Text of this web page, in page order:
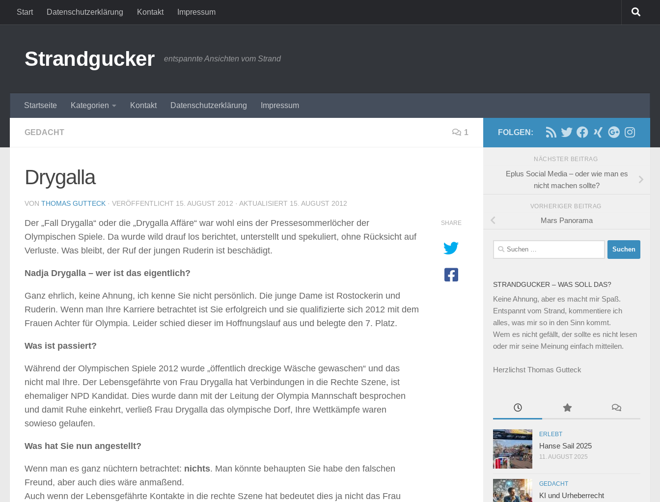
Zum Inhalt springen
Start Datenschutzerklärung Kontakt Impressum
Strandgucker entspannte Ansichten vom Strand
Startseite Kategorien Kontakt Datenschutzerklärung Impressum
GEDACHT 1
Drygalla
VON THOMAS GUTTECK · VERÖFFENTLICHT 15. AUGUST 2012 · AKTUALISIERT 15. AUGUST 2012
Der „Fall Drygalla“ oder die „Drygalla Affäre“ war wohl eins der Pressesommerlöcher der
Olympischen Spiele. Da wurde wild drauf los berichtet, unterstellt und spekuliert, ohne Rücksicht auf
Verluste. Was bleibt, der Ruf der jungen Ruderin ist beschädigt.
Nadja Drygalla – wer ist das eigentlich?
Ganz ehrlich, keine Ahnung, ich kenne Sie nicht persönlich. Die junge Dame ist Rostockerin und
Ruderin. Wenn man Ihre Karriere betrachtet ist Sie erfolgreich und sie qualifizierte sich 2012 mit dem
Frauen Achter für Olympia. Leider schied dieser im Hoffnungslauf aus und belegte den 7. Platz.
Was ist passiert?
Während der Olympischen Spiele 2012 wurde „öffentlich dreckige Wäsche gewaschen“ und das
nicht mal Ihre. Der Lebensgefährte von Frau Drygalla hat Verbindungen in die Rechte Szene, ist
ehemaliger NPD Kandidat. Dies wurde dann mit der Leitung der Olympia Mannschaft besprochen
und damit Ruhe einkehrt, verließ Frau Drygalla das olympische Dorf, Ihre Wettkämpfe waren
sowieso gelaufen.
Was hat Sie nun angestellt?
Wenn man es ganz nüchtern betrachtet: nichts. Man könnte behaupten Sie habe den falschen
Freund, aber auch dies wäre anmaßend.
Auch wenn der Lebensgefährte Kontakte in die rechte Szene hat bedeutet dies ja nicht das Frau
SHARE
FOLGEN:
NÄCHSTER BEITRAG
Eplus Social Media – oder wie man es
nicht machen sollte?
VORHERIGER BEITRAG
Mars Panorama
Suchen
nach:
STRANDGUCKER – WAS SOLL DAS?
Keine Ahnung, aber es macht mir Spaß.
Entspannt vom Strand, kommentiere ich
alles, was mir so in den Sinn kommt.
Wem es nicht gefällt, der sollte es nicht lesen
oder mir seine Meinung einfach mitteilen.
Herzlichst Thomas Gutteck
ERLEBT
Hanse Sail 2025
11. AUGUST 2025
GEDACHT
KI und Urheberrecht